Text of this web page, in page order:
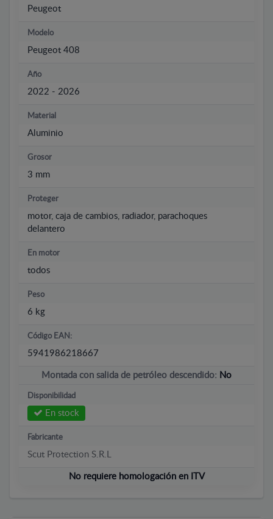
Peugeot
Modelo
Peugeot 408
Año
2022 - 2026
Material
Aluminio
Grosor
3 mm
Proteger
motor, caja de cambios, radiador, parachoques
delantero
En motor
todos
Peso
6 kg
Código EAN:
5941986218667
Montada con salida de petróleo descendido: No
Disponibilidad
En stock
Fabricante
Scut Protection S.R.L
No requiere homologación en ITV